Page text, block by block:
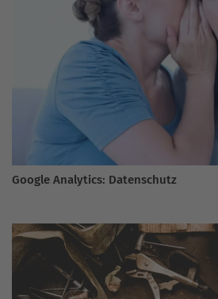
Google Analytics: Datenschutz